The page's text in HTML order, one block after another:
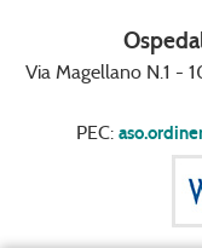
Via Magellano N.1 -
PEC: